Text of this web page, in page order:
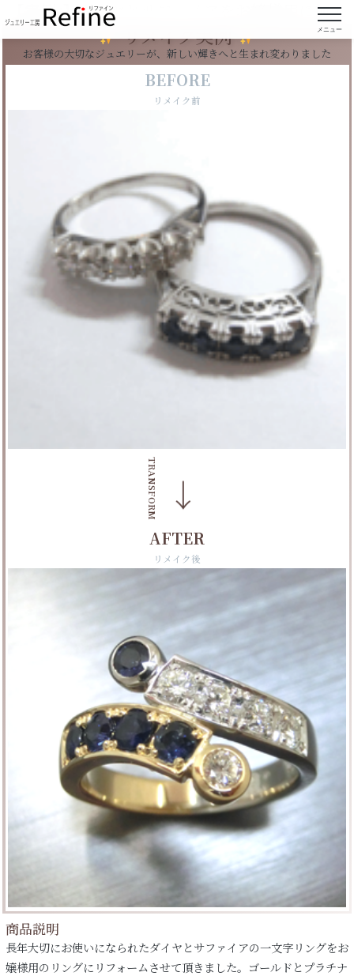
メニュー
【実例5】ダイヤとサファイアをお嬢様用に加工
リメイク実例
お客様の大切なジュエリーが、新しい輝きへと生まれ変わりました
BEFORE
リメイク前
→
TRANSFORM
AFTER
リメイク後
商品説明
長年大切にお使いになられたダイヤとサファイアの一文字リングをお
嬢様用のリングにリフォームさせて頂きました。ゴールドとプラチナ